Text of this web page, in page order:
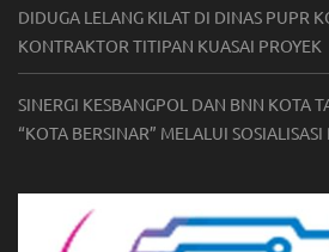
DIDUGA LELANG KILAT DI DINAS PUPR
KONTRAKTOR TITIPAN KUASAI PROYEK
SINERGI KESBANGPOL DAN BNN KOTA
“KOTA BERSINAR” MELALUI